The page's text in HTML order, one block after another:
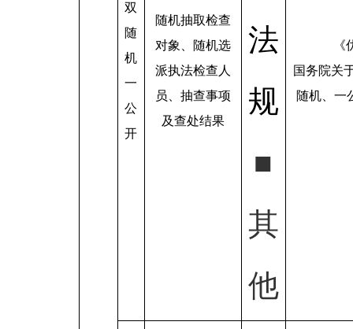
双
随
机
一
公
开
随机抽取检查
对象、随机选
派执法检查人
员、抽查事项
及查处结果
法
规
■
其
他
国务院关
随机、一